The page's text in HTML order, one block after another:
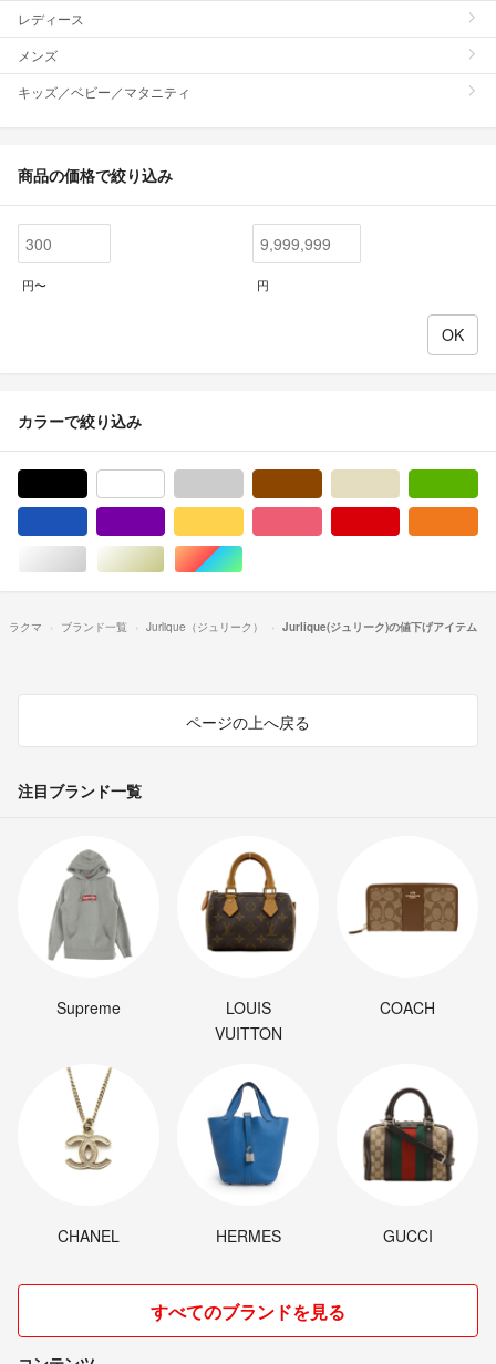
レディース
メンズ
キッズ／ベビー／マタニティ
商品の価格で絞り込み
円〜 円
カラーで絞り込み
シルバー/銀色系ゴールド/金色系マルチカラー
ラクマ ブランド一覧 Jurlique（ジュリーク） Jurlique(ジュリーク)の値下げアイテム
ページの上へ戻る
注目ブランド一覧
Supreme
LOUIS
VUITTON
COACH
CHANEL HERMES GUCCI
すべてのブランドを見る